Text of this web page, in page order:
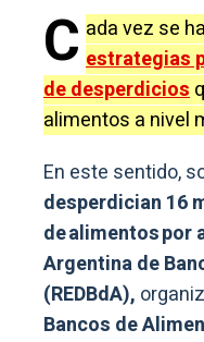
C ada vez se
estrategias
de desperdicios
alimentos a nivel
En este sentido,
desperdician 16
de alimentos por
Argentina de
(REDBdA),
Bancos de